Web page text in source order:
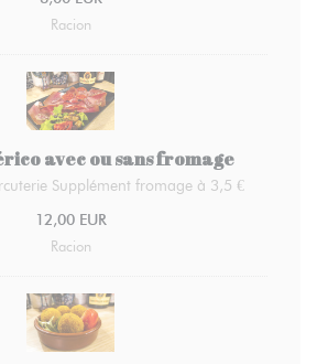
Racion
avec ou sans fromage
Supplément fromage à 3,5 €
12,00 EUR
Racion